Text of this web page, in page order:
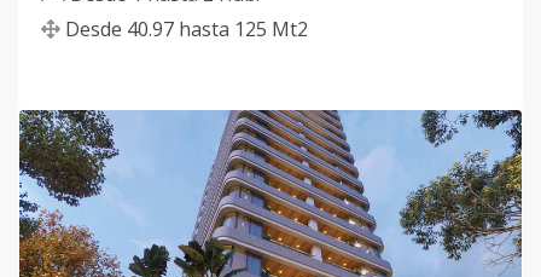
Desde 40.97 hasta 125 Mt2